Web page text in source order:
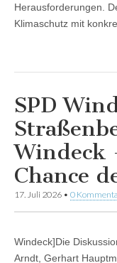
Herausforderungen.
Klimaschutz mit
SPD
Windeck
Chance
17. Juli 2026 • 0
Windeck]Die
Arndt, Gerhart